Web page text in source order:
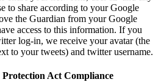
to share according to your Google
the Guardian from your Google
access to this information. If you
log-in, we receive your avatar (the
to your tweets) and twitter username.
Act Compliance